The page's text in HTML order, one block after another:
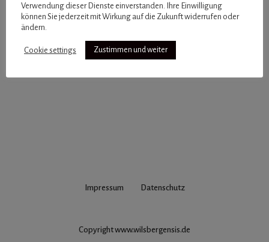
Impressum Datenschutz
Copyright www.wilsbergensis.de
Verwendung dieser Dienste einverstanden. Ihre Einwilligung
können Sie jederzeit mit Wirkung auf die Zukunft widerrufen oder
ändern.
Cookie settings Zustimmen und weiter